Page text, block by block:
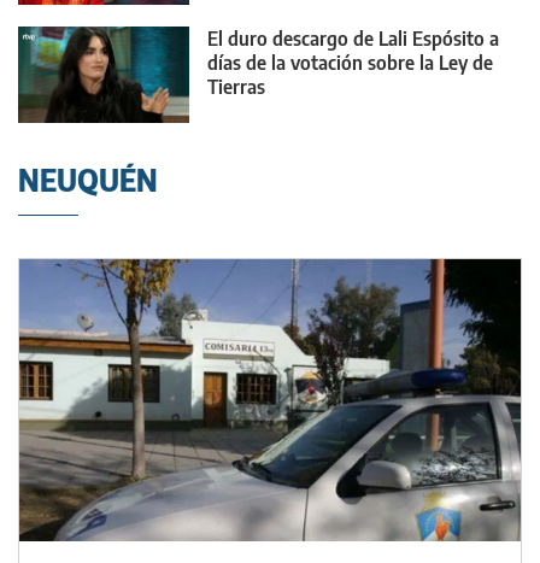
El duro descargo de Lali Espósito a
días de la votación sobre la Ley de
Tierras
NEUQUÉN